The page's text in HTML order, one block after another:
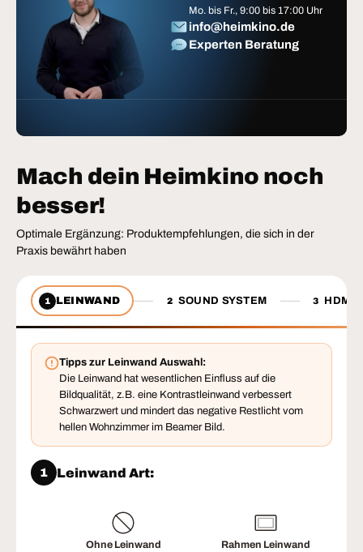
Mo. bis Fr., 9:00 bis 17:00 Uhr
info@heimkino.de
Experten Beratung
Mach dein Heimkino noch
besser!
Optimale Ergänzung: Produktempfehlungen, die sich in der
Praxis bewährt haben
1 LEINWAND 2 SOUND SYSTEM 3 HDMI
Tipps zur Leinwand Auswahl:
Die Leinwand hat wesentlichen Einfluss auf die
Bildqualität, z.B. eine Kontrastleinwand verbessert
Schwarzwert und mindert das negative Restlicht vom
hellen Wohnzimmer im Beamer Bild.
1 Leinwand Art:
Ohne Leinwand Rahmen Leinwand